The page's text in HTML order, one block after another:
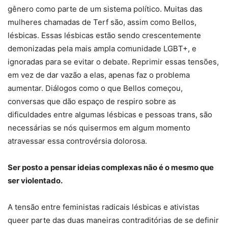
gênero como parte de um sistema político. Muitas das
mulheres chamadas de Terf são, assim como Bellos,
lésbicas. Essas lésbicas estão sendo crescentemente
demonizadas pela mais ampla comunidade LGBT+, e
ignoradas para se evitar o debate. Reprimir essas tensões,
em vez de dar vazão a elas, apenas faz o problema
aumentar. Diálogos como o que Bellos começou,
conversas que dão espaço de respiro sobre as
dificuldades entre algumas lésbicas e pessoas trans, são
necessárias se nós quisermos em algum momento
atravessar essa controvérsia dolorosa.
Ser posto a pensar ideias complexas não é o mesmo que
ser violentado.
A tensão entre feministas radicais lésbicas e ativistas
queer parte das duas maneiras contraditórias de se definir